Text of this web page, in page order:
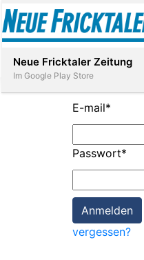
E-mail*
Passwort*
vergessen?
Neue Fricktaler Zeitung
Im Google Play Store